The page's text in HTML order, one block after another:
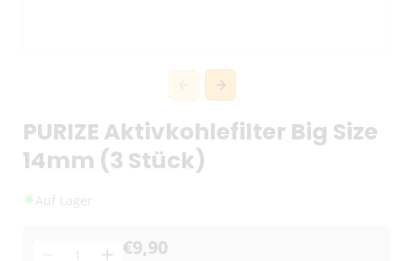
PURIZE Aktivkohlefilter Big Size
14mm (3 Stück)
Auf Lager
€9,90